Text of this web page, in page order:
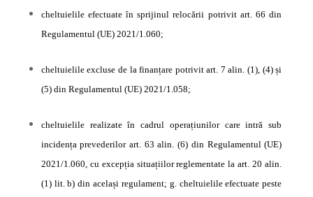
cheltuielile efectuate în sprijinul relocării potrivit art. 66 din
Regulamentul (UE) 2021/1.060;
cheltuielile excluse de la finanțare potrivit art. 7 alin. (1), (4) și
(5) din Regulamentul (UE) 2021/1.058;
cheltuielile realizate în cadrul operațiunilor care intră sub
incidența prevederilor art. 63 alin. (6) din Regulamentul (UE)
2021/1.060, cu excepția situațiilor reglementate la art. 20 alin.
(1) lit. b) din același regulament; g. cheltuielile efectuate peste